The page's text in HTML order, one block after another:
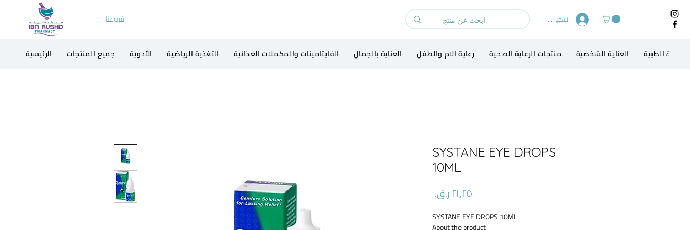
فروعنا تسجيل الدخول
الرئيسية جميع المنتجات الأدوية التغذية الرياضية الفايتامينات والمكملات الغذائية العناية بالجمال رعاية الام والطفل منتجات الرعاية الصحية العناية الشخصية الاجهزة الطبية
SYSTANE EYE DROPS
10ML
SYSTANE EYE DROPS 10ML